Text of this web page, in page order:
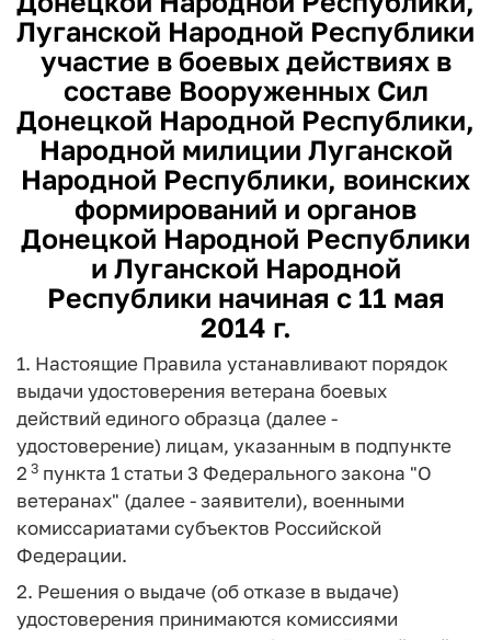
Луганской Народной Республики
участие в боевых действиях в
составе Вооруженных Сил
Донецкой Народной Республики,
Народной милиции Луганской
Народной Республики, воинских
формирований и органов
Донецкой Народной Республики
и Луганской Народной
Республики начиная с 11 мая
2014 г.
1. Настоящие Правила устанавливают порядок
выдачи удостоверения ветерана боевых
действий единого образца (далее -
удостоверение) лицам, указанным в подпункте
2 3 пункта 1 статьи 3 Федерального закона "О
ветеранах" (далее - заявители), военными
комиссариатами субъектов Российской
Федерации.
2. Решения о выдаче (об отказе в выдаче)
удостоверения принимаются комиссиями